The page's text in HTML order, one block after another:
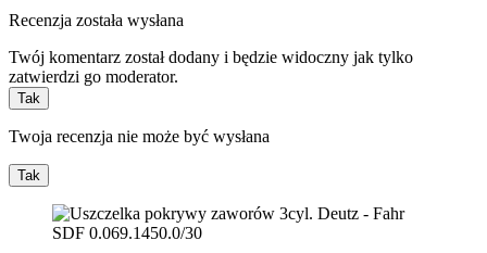
Recenzja została wysłana
Twój komentarz został dodany i będzie widoczny jak tylko
zatwierdzi go moderator.
Tak
Twoja recenzja nie może być wysłana
Tak